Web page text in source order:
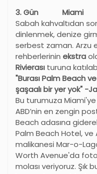
3. Gün Miami
Sabah kahvaltıdan
dinlenmek, denize
serbest zaman. Arzu
rehberlerinin ekstra
Rivierası turuna
"Burası Palm Beach
şaşaalı bir yer yok" -
Bu turumuza
ABD’nin en zengin
Beach adasına
Palm Beach Hotel, ve
malikanesi Mar-o-
Worth Avenue'da
molası veriyoruz. Şık